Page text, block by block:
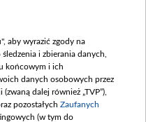
PLN
PLN
2025
październik 350
aby wyrazić zgody na
i zbierania danych,
końcowym i ich
danych osobowych przez
dalej również „TVP”),
pozostałych Zaufanych
(w tym do